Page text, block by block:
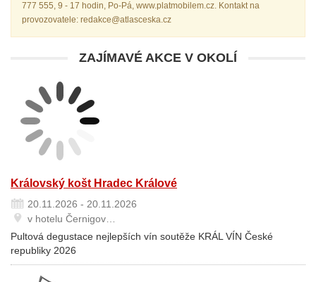
777 555, 9 - 17 hodin, Po-Pá, www.platmobilem.cz. Kontakt na
provozovatele: redakce@atlasceska.cz
ZAJÍMAVÉ AKCE V OKOLÍ
Královský košt Hradec Králové
20.11.2026 - 20.11.2026
v hotelu Černigov…
Pultová degustace nejlepších vín soutěže KRÁL VÍN České
republiky 2026